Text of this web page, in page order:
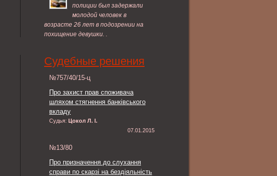
полиции был задержали
молодой человек в
возрасте 26 лет в подозрении на
похищение девушки. .
Судебные решения
№757/40/15-ц
Про захист прав споживача
шляхом стягнення банківського
вкладу
Судья: Цокол Л. І.
07.01.2015
№13/80
Про призначення до слухання
справи по скарзі на бездіяльність